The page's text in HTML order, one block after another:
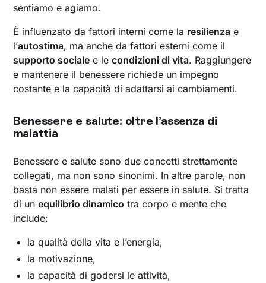
sentiamo e agiamo.
È influenzato da fattori interni come la resilienza e
l’autostima, ma anche da fattori esterni come il
supporto sociale e lecondizioni di vita. Raggiungere
e mantenere il benessere richiede un impegno
costante e la capacità di adattarsi ai cambiamenti.
Benessere e salute: oltre l’assenza di
malattia
Benessere e salute sono due concetti strettamente
collegati, ma non sono sinonimi. In altre parole, non
basta non essere malati per essere in salute. Si tratta
di unequilibrio dinamico tra corpo e mente che
include:
la qualità della vita e l’energia,
la motivazione,
la capacità di godersi le attività,